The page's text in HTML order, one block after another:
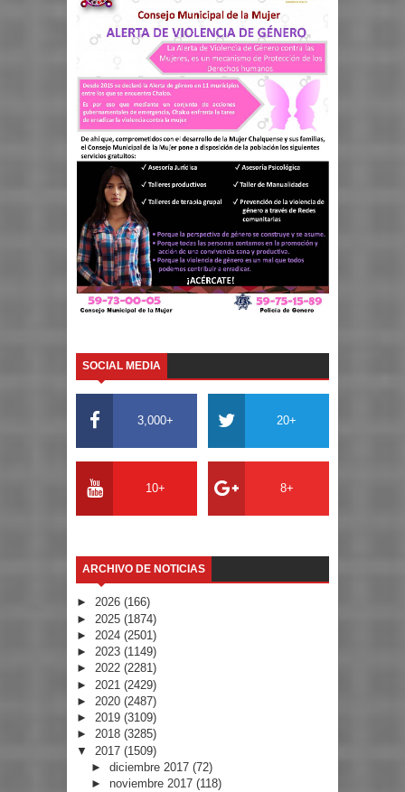
SOCIAL MEDIA
3,000+ 20+
10+ 8+
ARCHIVO DE NOTICIAS
► 2026 (166)
► 2025 (1874)
► 2024 (2501)
► 2023 (1149)
► 2022 (2281)
► 2021 (2429)
► 2020 (2487)
► 2019 (3109)
► 2018 (3285)
▼ 2017 (1509)
► diciembre 2017 (72)
► noviembre 2017 (118)